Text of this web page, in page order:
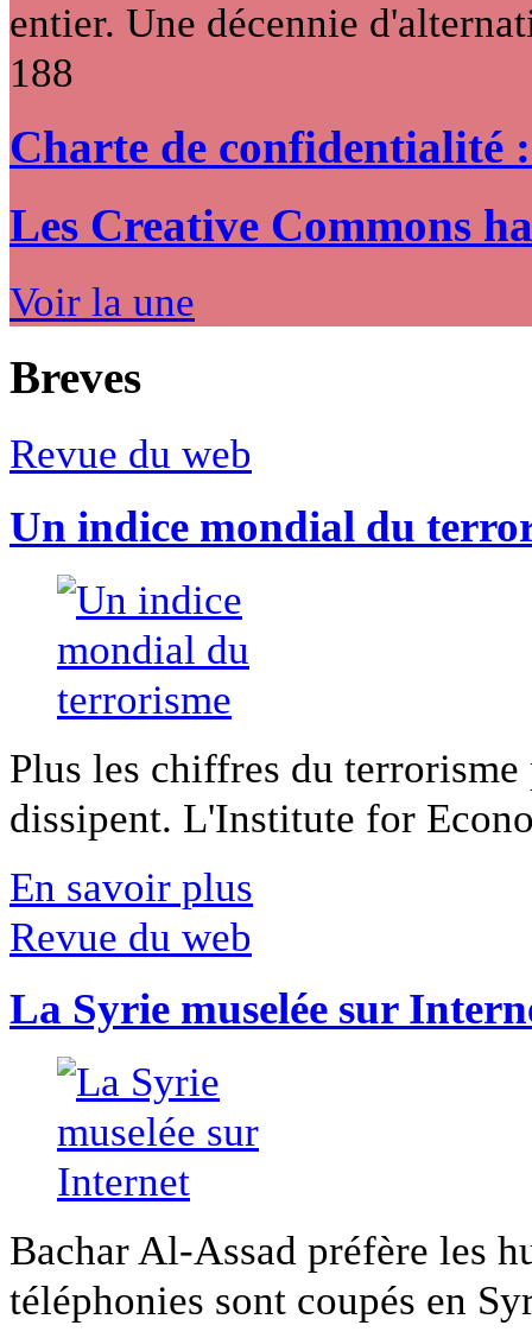
entier. Une décennie
188
Charte de confidentialité
Les Creative Commons
Voir la une
Breves
Revue du web
Un indice mondial du
Plus les chiffres du
dissipent. L'Institute for
En savoir plus
Revue du web
La Syrie muselée sur
Bachar Al-Assad préfère les
téléphonies sont coupés en